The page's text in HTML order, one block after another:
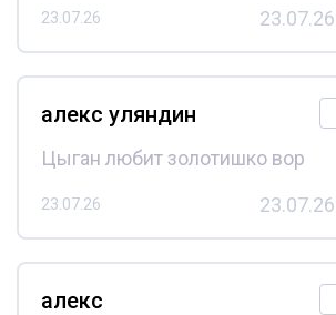
23.07.26 23.07.26
алекс уляндин
Цыган любит золотишко вор
23.07.26 23.07.26
алекс